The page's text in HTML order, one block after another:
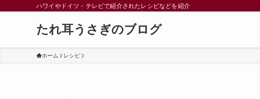
ハワイやドイツ・テレビで紹介されたレシピなどを紹介
たれ耳うさぎのブログ
ホーム レシピ